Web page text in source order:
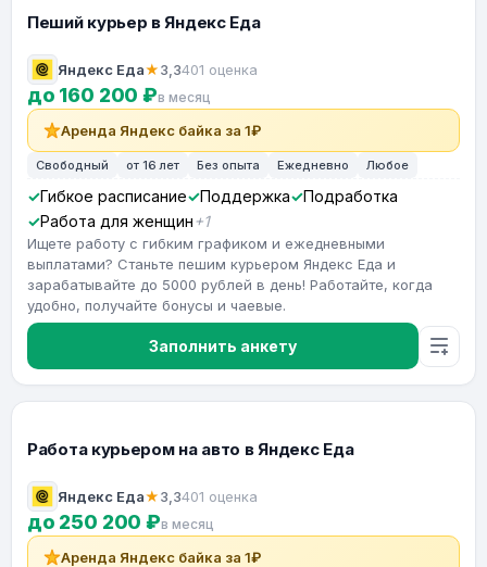
Пеший курьер в Яндекс Еда
Яндекс Еда★3,3401 оценка
до 160 200 ₽в месяц
Аренда Яндекс байка за 1₽
Свободный от 16 лет Без опыта Ежедневно Любое
Гибкое расписание Поддержка
Подработка
Работа для женщин +1
Ищете работу с гибким графиком и ежедневными
выплатами? Станьте пешим курьером Яндекс Еда и
зарабатывайте до 5000 рублей в день! Работайте, когда
удобно, получайте бонусы и чаевые.
Заполнить анкету
Работа курьером на авто в Яндекс Еда
Яндекс Еда★3,3401 оценка
до 250 200 ₽в месяц
Аренда Яндекс байка за 1₽